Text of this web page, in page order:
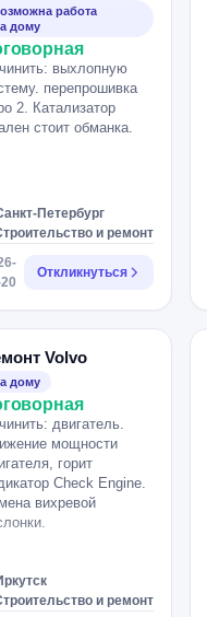
работа
дому
выхлопную
перепрошивка
2. Катализатор
стоит обманка.
Петербург
и ремонт
Откликнуться
Volvo
дому
двигатель.
мощности
горит
Check Engine.
вихревой
и ремонт